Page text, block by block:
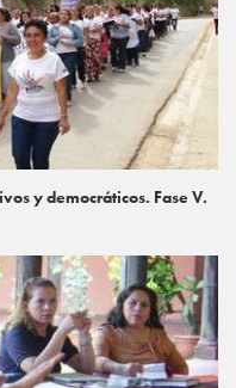
y democráticos. Fase V.